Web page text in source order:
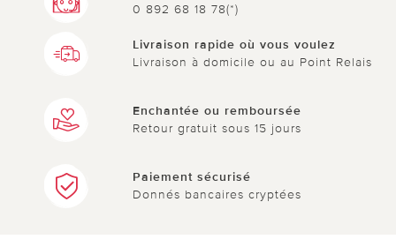
0 892 68 18 78(*)
Livraison rapide où vous voulez
Livraison à domicile ou au Point Relais
Enchantée ou remboursée
Retour gratuit sous 15 jours
Paiement sécurisé
Donnés bancaires cryptées